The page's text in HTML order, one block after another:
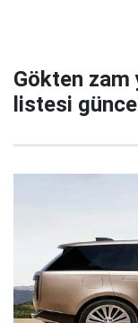
Gökten zam
listesi